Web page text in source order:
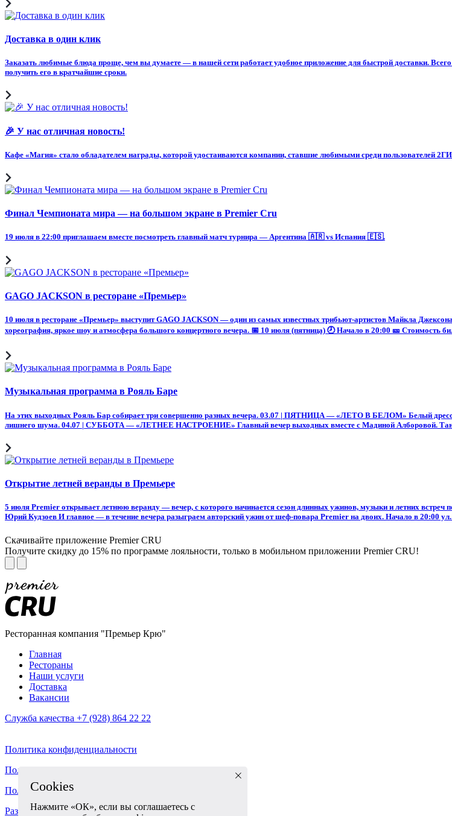
Cookies
Нажмите «ОК», если вы соглашаетесь с
Доставка в один клик
Заказать любимые блюда проще, чем вы думаете — в нашей сети работает удобное приложение для быстрой доставки.
получить его в кратчайшие сроки.
🎉 У нас отличная новость!
Кафе «Магия» стало обладателем награды, которой удостаиваются компании, ставшие любимыми среди пользователей
Финал Чемпионата мира — на большом экране в Premier Cru
19 июля в 22:00 приглашаем вместе посмотреть главный матч турнира — Аргентина 🇦🇷 vs Испания 🇪🇸.
GAGO JACKSON в ресторане «Премьер»
10 июля в ресторане «Премьер» выступит GAGO JACKSON — один из самых известных трибьют-артистов Майкла
хореография, яркое шоу и атмосфера большого концертного вечера. 📅 10 июля (пятница) 🕗 Начало в 20:00 🎫 Стоимость
Музыкальная программа в Рояль Баре
На этих выходных Рояль Бар собирает три совершенно разных вечера. 03.07 | ПЯТНИЦА — «ЛЕТО В БЕЛОМ» Белый дресс-
лишнего шума. 04.07 | СУББОТА — «ЛЕТНЕЕ НАСТРОЕНИЕ» Главный вечер выходных вместе с Мадиной Алборовой.
Открытие летней веранды в Премьере
5 июля Premier открывает летнюю веранду — вечер, с которого начинается сезон длинных ужинов, музыки и летних
Юрий Кудзоев И главное — в течение вечера разыграем авторский ужин от шеф-повара Premier на двоих. Начало в 20:00
Скачивайте приложение Premier CRU
Получите скидку до 15% по программе лояльности, только в мобильном приложении Premier CRU!
Ресторанная компания "Премьер Крю"
Главная
Рестораны
Наши услуги
Доставка
Вакансии
Служба качества +7 (928) 864 22 22
Политика конфиденциальности
Политика Оплаты и Возвратов
Пользовательское соглашение
Разработка корпоративного сайта - ABETA